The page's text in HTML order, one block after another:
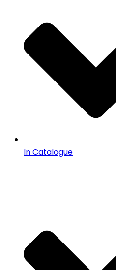
In Catalogue